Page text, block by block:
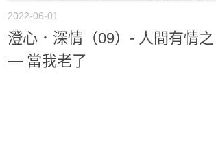
2022-06-01
澄心．深情（09）- 人間有情之
— 當我老了